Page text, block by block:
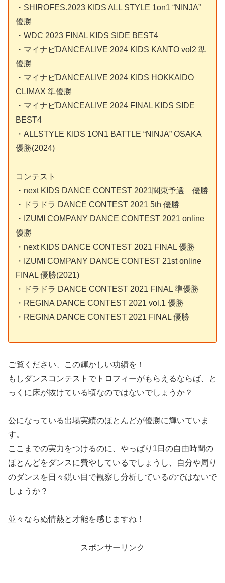
・SHIROFES.2023 KIDS ALL STYLE 1on1 “NINJA”
優勝
・WDC 2023 FINAL KIDS SIDE BEST4
・マイナビDANCEALIVE 2024 KIDS KANTO vol2 準
優勝
・マイナビDANCEALIVE 2024 KIDS HOKKAIDO
CLIMAX 準優勝
・マイナビDANCEALIVE 2024 FINAL KIDS SIDE
BEST4
・ALLSTYLE KIDS 1ON1 BATTLE “NINJA” OSAKA
優勝(2024)
コンテスト
・next KIDS DANCE CONTEST 2021関東予選 優勝
・ドラドラ DANCE CONTEST 2021 5th 優勝
・IZUMI COMPANY DANCE CONTEST 2021 online
優勝
・next KIDS DANCE CONTEST 2021 FINAL 優勝
・IZUMI COMPANY DANCE CONTEST 21st online
FINAL 優勝(2021)
・ドラドラ DANCE CONTEST 2021 FINAL 準優勝
・REGINA DANCE CONTEST 2021 vol.1 優勝
・REGINA DANCE CONTEST 2021 FINAL 優勝
ご覧ください、この輝かしい功績を！
もしダンスコンテストでトロフィーがもらえるならば、と
っくに床が抜けている頃なのではないでしょうか？
公になっている出場実績のほとんどが優勝に輝いていま
す。
ここまでの実力をつけるのに、やっぱり1日の自由時間の
ほとんどをダンスに費やしているでしょうし、自分や周り
のダンスを日々鋭い目で観察し分析しているのではないで
しょうか？
並々ならぬ情熱と才能を感じますね！
スポンサーリンク